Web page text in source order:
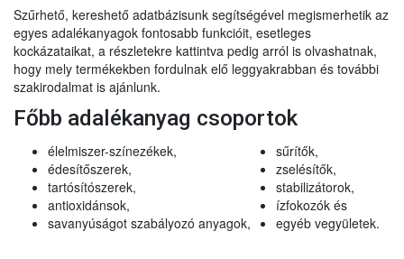
Szűrhető, kereshető adatbázisunk segítségével megismerhetik az
egyes adalékanyagok fontosabb funkcióit, esetleges
kockázataikat, a részletekre kattintva pedig arról is olvashatnak,
hogy mely termékekben fordulnak elő leggyakrabban és további
szakirodalmat is ajánlunk.
Főbb adalékanyag csoportok
élelmiszer-színezékek,
édesítőszerek,
tartósítószerek,
antioxidánsok,
savanyúságot szabályozó anyagok,
sűrítők,
zselésítők,
stabilizátorok,
ízfokozók és
egyéb vegyületek.